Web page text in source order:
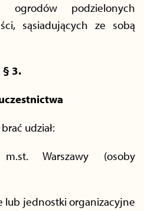
podzielonych
sąsiadujących ze sobą
§ 3.
udział:
m.st. Warszawy (osoby
lub jednostki organizacyjne